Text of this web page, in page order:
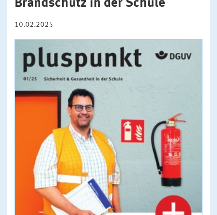
Brandschutz in der Schule
10.02.2025